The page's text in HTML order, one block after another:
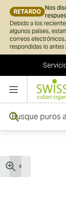
RETARDO
Nos
Debido a los
algunos países,
correos
respondidas lo antes